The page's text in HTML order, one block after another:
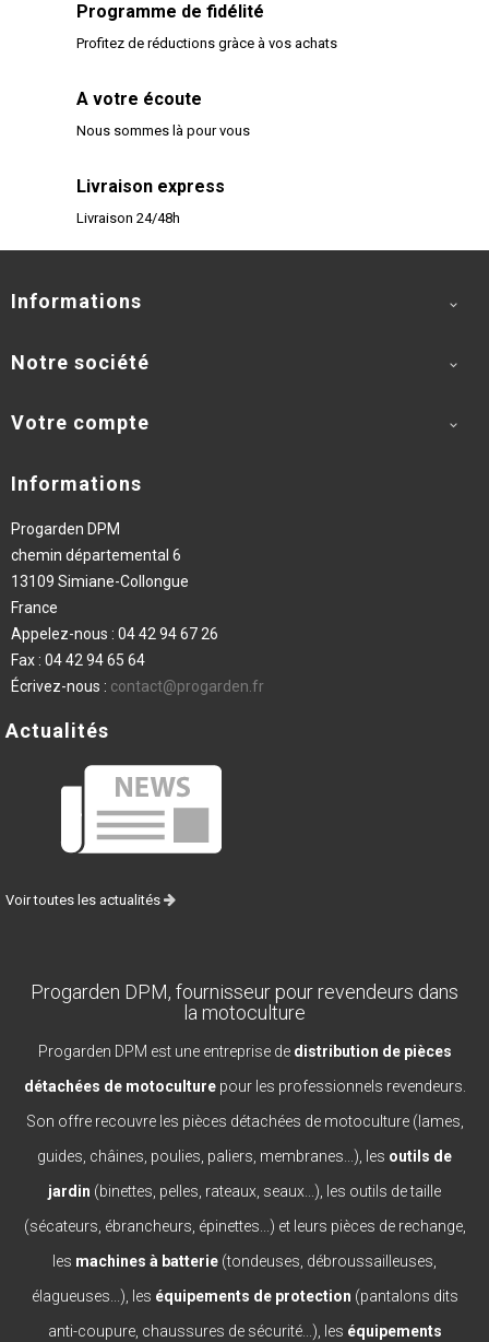
Programme de fidélité
Profitez de réductions gràce à vos achats
A votre écoute
Nous sommes là pour vous
Livraison express
Livraison 24/48h
Informations 
Notre société 
Votre compte 
Informations
Progarden DPM
chemin départemental 6
13109 Simiane-Collongue
France
Appelez-nous : 04 42 94 67 26
Fax : 04 42 94 65 64
Écrivez-nous : contact@progarden.fr
Actualités
Voir toutes les actualités
Progarden DPM, fournisseur pour revendeurs dans
la motoculture
Progarden DPM est une entreprise de distribution de pièces
détachées de motoculturepour les professionnels revendeurs.
Son offre recouvre les pièces détachées de motoculture (lames,
guides, châines, poulies, paliers, membranes...), les outils de
jardin (binettes, pelles, rateaux, seaux...), les outils de taille
(sécateurs, ébrancheurs, épinettes...) et leurs pièces de rechange,
les machines à batterie (tondeuses, débroussailleuses,
élagueuses...), les équipements de protection (pantalons dits
anti-coupure, chaussures de sécurité...), les équipements